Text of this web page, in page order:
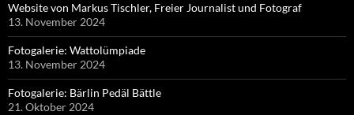
Website von Markus Tischler, Freier Journalist und Fotograf
13. November 2024
Fotogalerie: Wattolümpiade
13. November 2024
Fotogalerie: Bärlin Pedäl Bättle
21. Oktober 2024